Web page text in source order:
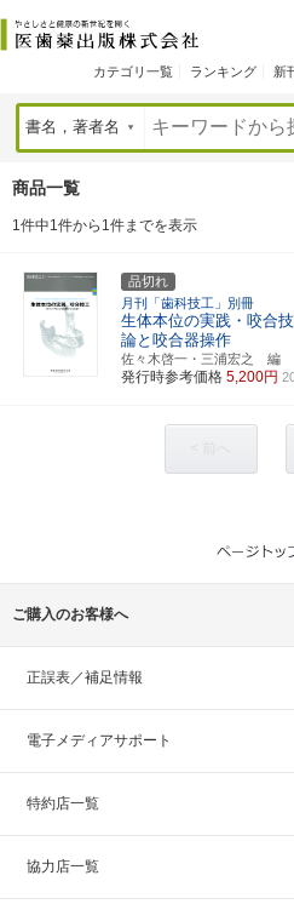
カテゴリ一覧 ランキング 新
商品一覧
1件中1件から1件までを表示
品切れ
月刊「歯科技工」別冊
生体本位の実践・咬合
論と咬合器操作
佐々木啓一・三浦宏之 編
発行時参考価格 5,200円
ご購入のお客様へ
正誤表／補足情報
電子メディアサポート
特約店一覧
協力店一覧